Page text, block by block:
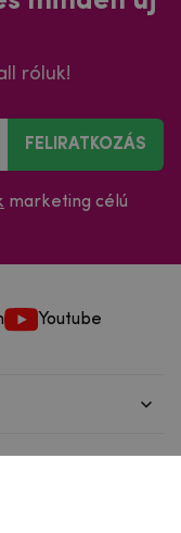
róluk!
FELIRATKOZÁS
marketing célú
Youtube